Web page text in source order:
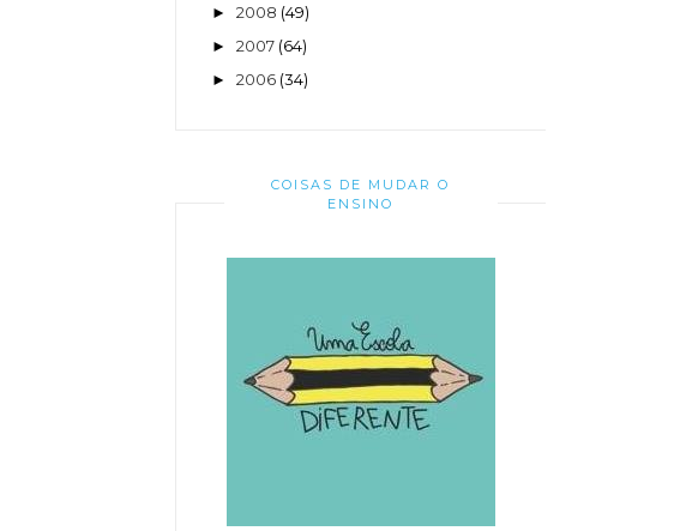
► 2008 (49)
► 2007 (64)
► 2006 (34)
COISAS DE MUDAR O
ENSINO